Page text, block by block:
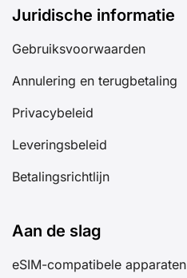
Juridische informatie
Gebruiksvoorwaarden
Annulering en terugbetaling
Privacybeleid
Leveringsbeleid
Betalingsrichtlijn
Aan de slag
eSIM-compatibele apparaten